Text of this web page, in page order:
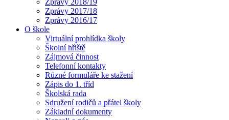
Zprávy 2018/19
Zprávy 2017/18
Zprávy 2016/17
O škole
Virtuální prohlídka školy
Školní hřiště
Zájmová činnost
Telefonní kontakty
Různé formuláře ke stažení
Zápis do 1. tříd
Školská rada
Sdružení rodičů a přátel školy
Základní dokumenty